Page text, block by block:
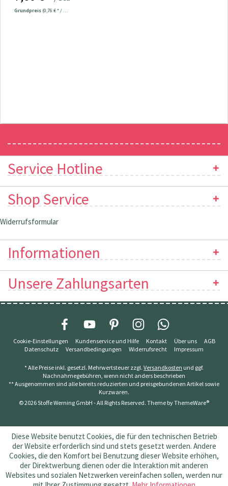
Universal...
Grundpreis (0,76 € * / 1 Stück)
Service Hotline
Shop Service
Widerrufsformular
Informationen
Unsere Zahlungsarten
Cookie-Einstellungen Kundenservice und Hilfe Kontakt Über uns
AGB
Datenschutz
Versandbedingungen Widerrufsrecht Impressum
* Alle Preise inkl. gesetzl. Mehrwertsteuer zzgl. Versandkosten und ggf.
Nachnahmegebühren, wenn nicht anders beschrieben
** Ausgenommen sind alle bereits reduzierten und preisgebundenen Artikel sowie
Kurzwaren.
© 2026 Stoffe Werning GmbH - All Rights Reserved. Theme byThemeWare®
Diese Website benutzt Cookies, die für den technischen Betrieb
der Website erforderlich sind und stets gesetzt werden. Andere
Cookies, die den Komfort bei Benutzung dieser Website erhöhen,
der Direktwerbung dienen oder die Interaktion mit anderen
Websites und sozialen Netzwerken vereinfachen sollen, werden nur